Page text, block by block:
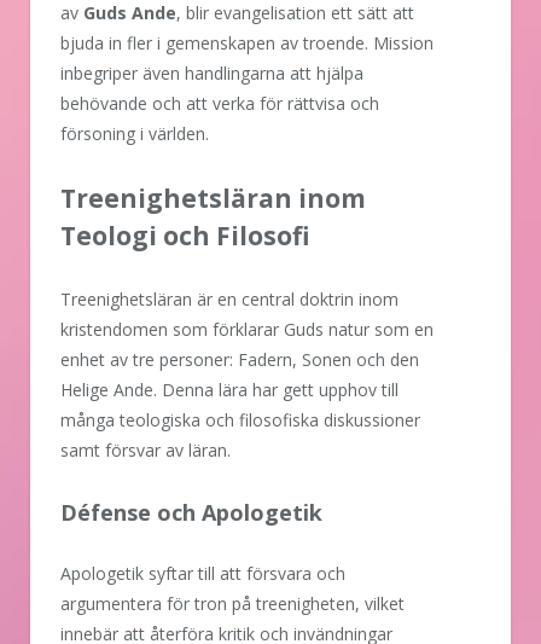
av Guds Ande, blir evangelisation ett sätt att
bjuda in fler i gemenskapen av troende. Mission
inbegriper även handlingarna att hjälpa
behövande och att verka för rättvisa och
försoning i världen.
Treenighetsläran inom
Teologi och Filosofi
Treenighetsläran är en central doktrin inom
kristendomen som förklarar Guds natur som en
enhet av tre personer: Fadern, Sonen och den
Helige Ande. Denna lära har gett upphov till
många teologiska och filosofiska diskussioner
samt försvar av läran.
Défense och Apologetik
Apologetik syftar till att försvara och
argumentera för tron på treenigheten, vilket
innebär att återföra kritik och invändningar